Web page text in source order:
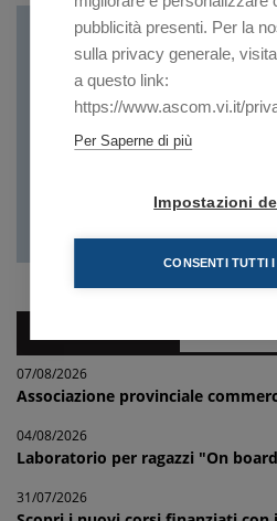
07/08/2026
Associazione provinciale
04/08/2026
Laboratorio per ragazzi "On board
31/07/2026
pubblicità presenti. Per la
sulla privacy generale,
a questo link:
https://www.ascom.vi.it/
Per Saperne di più
Impostazioni
CONSENTI TUTTI